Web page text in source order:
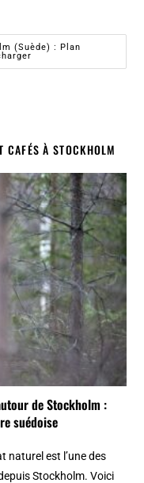
(Suède) : Plan
À STOCKHOLM
de Stockholm :
suédoise
naturel est l’une des
Stockholm. Voici